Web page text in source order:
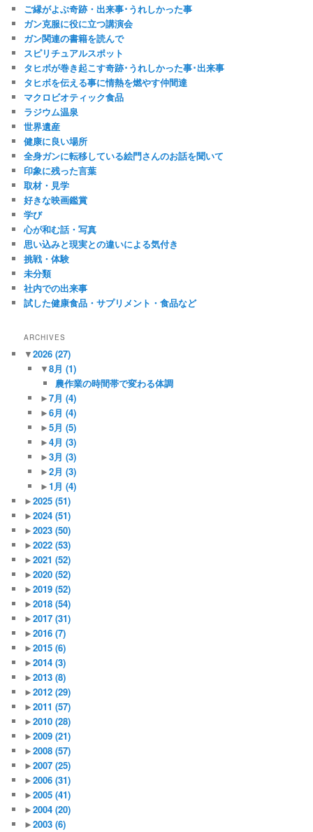
ご縁がよぶ奇跡・出来事･うれしかった事
ガン克服に役に立つ講演会
ガン関連の書籍を読んで
スピリチュアルスポット
タヒボが巻き起こす奇跡･うれしかった事･出来事
タヒボを伝える事に情熱を燃やす仲間達
マクロビオティック食品
ラジウム温泉
世界遺産
健康に良い場所
全身ガンに転移している絵門さんのお話を聞いて
印象に残った言葉
取材・見学
好きな映画鑑賞
学び
心が和む話・写真
思い込みと現実との違いによる気付き
挑戦・体験
未分類
社内での出来事
試した健康食品・サプリメント・食品など
ARCHIVES
▼2026(27)
▼8月 (1)
農作業の時間帯で変わる体調
►7月 (4)
►6月 (4)
►5月 (5)
►4月 (3)
►3月 (3)
►2月 (3)
►1月 (4)
►2025(51)
►2024(51)
►2023(50)
►2022(53)
►2021(52)
►2020(52)
►2019(52)
►2018(54)
►2017(31)
►2016(7)
►2015(6)
►2014(3)
►2013(8)
►2012(29)
►2011(57)
►2010(28)
►2009(21)
►2008(57)
►2007(25)
►2006(31)
►2005(41)
►2004(20)
►2003(6)